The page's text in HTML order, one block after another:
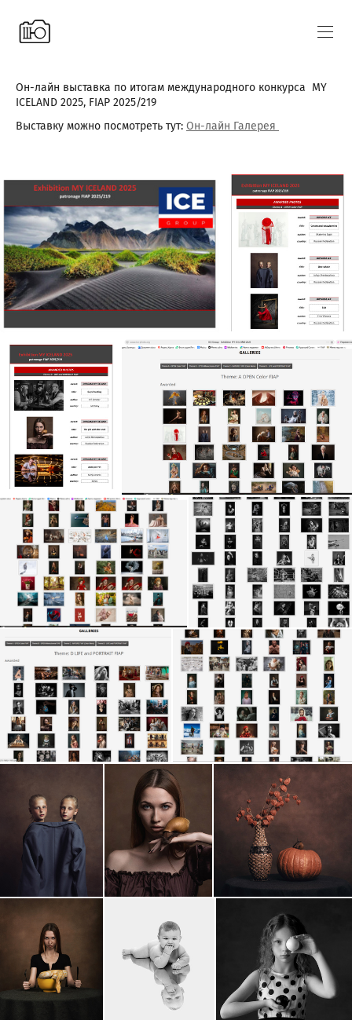
Он-лайн выставка по итогам международного конкурса MY
ICELAND 2025, FIAP 2025/219
Выставку можно посмотреть тут: Он-лайн Галерея